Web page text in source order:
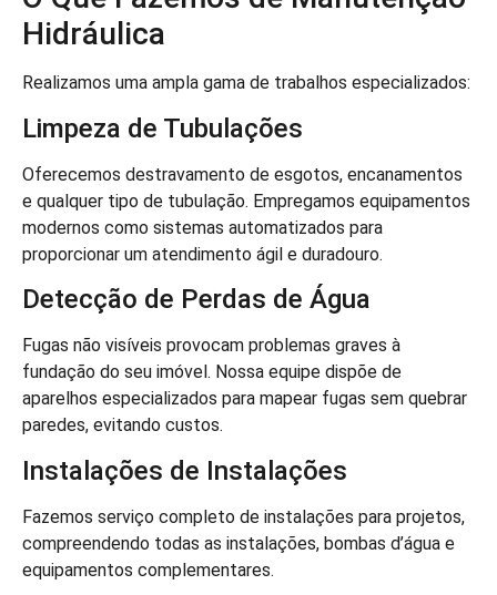
Hidráulica
Realizamos uma ampla gama de trabalhos especializados:
Limpeza de Tubulações
Oferecemos destravamento de esgotos, encanamentos
e qualquer tipo de tubulação. Empregamos equipamentos
modernos como sistemas automatizados para
proporcionar um atendimento ágil e duradouro.
Detecção de Perdas de Água
Fugas não visíveis provocam problemas graves à
fundação do seu imóvel. Nossa equipe dispõe de
aparelhos especializados para mapear fugas sem quebrar
paredes, evitando custos.
Instalações de Instalações
Fazemos serviço completo de instalações para projetos,
compreendendo todas as instalações, bombas d’água e
equipamentos complementares.